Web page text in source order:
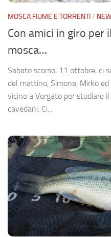
MOSCA FIUME E TORRENTI/
Con amici in giro per
mosca…
Sabato scorso, 11 ottobre, ci
del mattino, Simone, Mirko ed
vicino a Vergato per studiare
cavedani. Ci...